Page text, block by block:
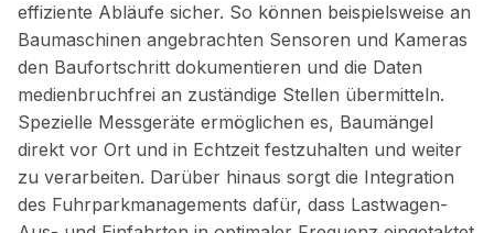
effiziente Abläufe sicher. So können beispielsweise an
Baumaschinen angebrachten Sensoren und Kameras
den Baufortschritt dokumentieren und die Daten
medienbruchfrei an zuständige Stellen übermitteln.
Spezielle Messgeräte ermöglichen es, Baumängel
direkt vor Ort und in Echtzeit festzuhalten und weiter
zu verarbeiten. Darüber hinaus sorgt die Integration
des Fuhrparkmanagements dafür, dass Lastwagen-